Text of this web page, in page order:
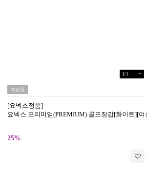
1 /1 +
여성용
[요넥스정품]
요넥스 프리미엄(PREMIUM) 골프장갑[화이트][
25%